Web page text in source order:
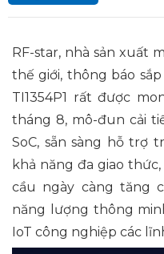
RF-star, nhà sản xuất
thế giới, thông báo
TI1354P1 rất được
tháng 8, mô-đun cải
SoC, sẵn sàng hỗ trợ
khả năng đa giao
cầu ngày càng tăng
năng lượng thông
IoT công nghiệp các